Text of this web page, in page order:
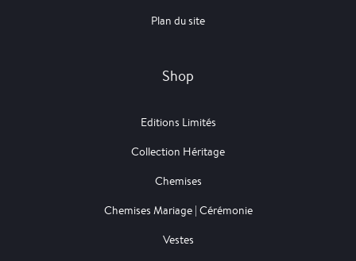
Plan du site
Shop
Editions Limités
Collection Héritage
Chemises
Chemises Mariage | Cérémonie
Vestes